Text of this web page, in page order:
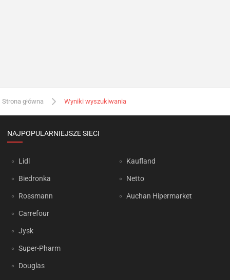
Strona główna Wyniki wyszukiwania
NAJPOPULARNIEJSZE SIECI
Lidl
Biedronka
Rossmann
Carrefour
Jysk
Super-Pharm
Douglas
Kaufland
Netto
Auchan Hipermarket